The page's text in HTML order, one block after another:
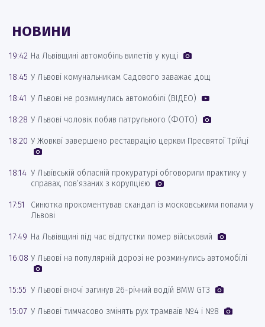
НОВИНИ
19:42 На Львівщині автомобіль вилетів у кущі
18:45 У Львові комунальникам Садового заважає дощ
18:41 У Львові не розминулись автомобілі (ВІДЕО)
18:28 У Львові чоловік побив патрульного (ФОТО)
18:20 У Жовкві завершено реставрацію церкви Пресвятої Трійці
18:14 У Львівській обласній прокуратурі обговорили практику у
справах, пов’язаних з корупцією
17:51
Синютка прокоментував скандал із московськими попами у
Львові
17:49 На Львівщині під час відпустки помер військовий
16:08 У Львові на популярній дорозі не розминулись автомобілі
15:55 У Львові вночі загинув 26-річний водій BMW GT3
15:07 У Львові тимчасово змінять рух трамваїв №4 і №8